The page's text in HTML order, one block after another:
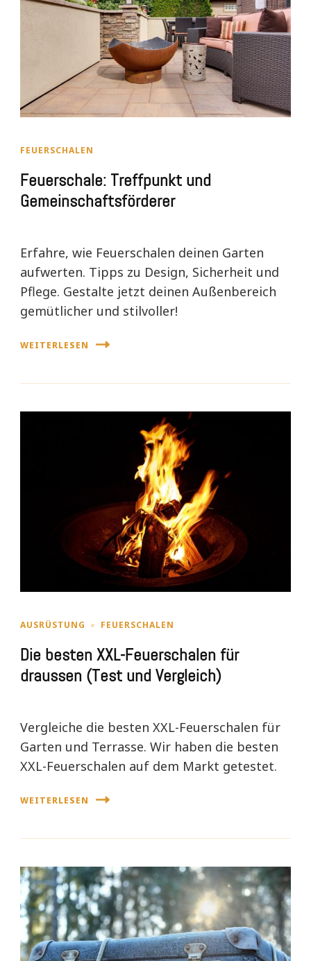
FEUERSCHALEN
Feuerschale: Treffpunkt und
Gemeinschaftsförderer
Erfahre, wie Feuerschalen deinen Garten
aufwerten. Tipps zu Design, Sicherheit und
Pflege. Gestalte jetzt deinen Außenbereich
gemütlicher und stilvoller!
WEITERLESEN
AUSRÜSTUNG FEUERSCHALEN
Die besten XXL-Feuerschalen für
draussen (Test und Vergleich)
Vergleiche die besten XXL-Feuerschalen für
Garten und Terrasse. Wir haben die besten
XXL-Feuerschalen auf dem Markt getestet.
WEITERLESEN